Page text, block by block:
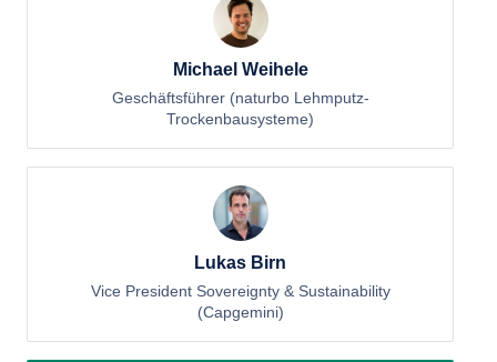
Michael Weihele
Geschäftsführer (naturbo Lehmputz-
Trockenbausysteme)
Lukas Birn
Vice President Sovereignty & Sustainability
(Capgemini)